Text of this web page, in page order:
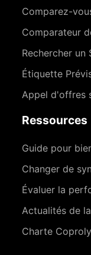
Comparez-
Comparateur
Rechercher un
Étiquette
Appel d'offres
Ressources
Guide pour
Changer de
Évaluer la
Actualités de
Charte Coproly